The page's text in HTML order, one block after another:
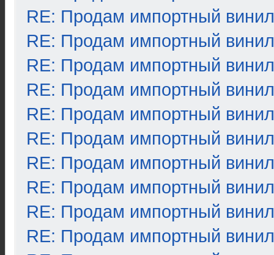
RE: Продам импортный винил
RE: Продам импортный винил
RE: Продам импортный винил
RE: Продам импортный винил
RE: Продам импортный винил
RE: Продам импортный винил
RE: Продам импортный винил
RE: Продам импортный винил
RE: Продам импортный винил
RE: Продам импортный винил